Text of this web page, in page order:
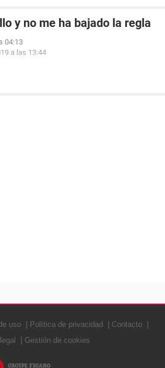
y no me ha bajado la regla
04:13
a las 13:44
uso Política de privacidad
Contacto
Gestión de cookies